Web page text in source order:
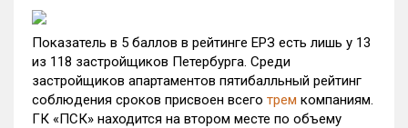
Показатель в 5 баллов в рейтинге ЕРЗ есть лишь у 13
из 118 застройщиков Петербурга. Среди
застройщиков апартаментов пятибалльный рейтинг
соблюдения сроков присвоен всего трем компаниям.
ГК «ПСК» находится на втором месте по объему